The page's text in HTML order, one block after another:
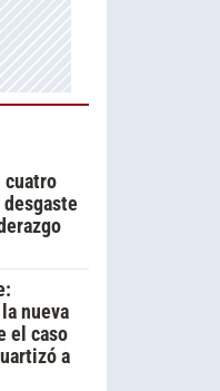
cuatro
nueva
el caso
a